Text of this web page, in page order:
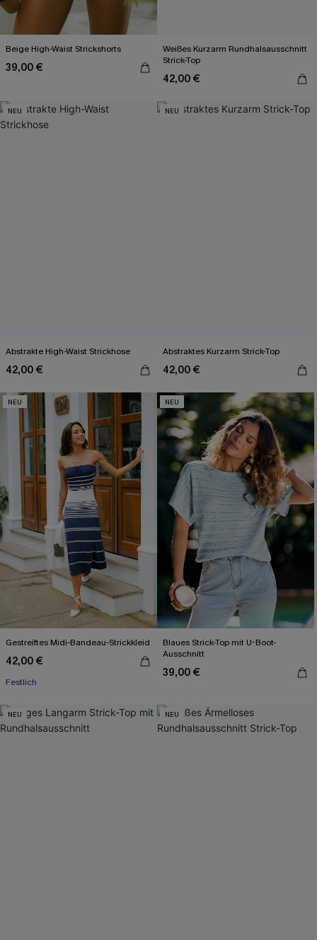
Beige High-Waist Strickshorts
39,00 €
Weißes Kurzarm Rundhalsausschnitt
Strick-Top
42,00 €
NEU
Abstrakte High-Waist Strickhose
42,00 €
NEU
Abstraktes Kurzarm Strick-Top
42,00 €
NEU
Gestreiftes Midi-Bandeau-Strickkleid
42,00 €
Festlich
NEU
Blaues Strick-Top mit U-Boot-
Ausschnitt
39,00 €
NEU NEU